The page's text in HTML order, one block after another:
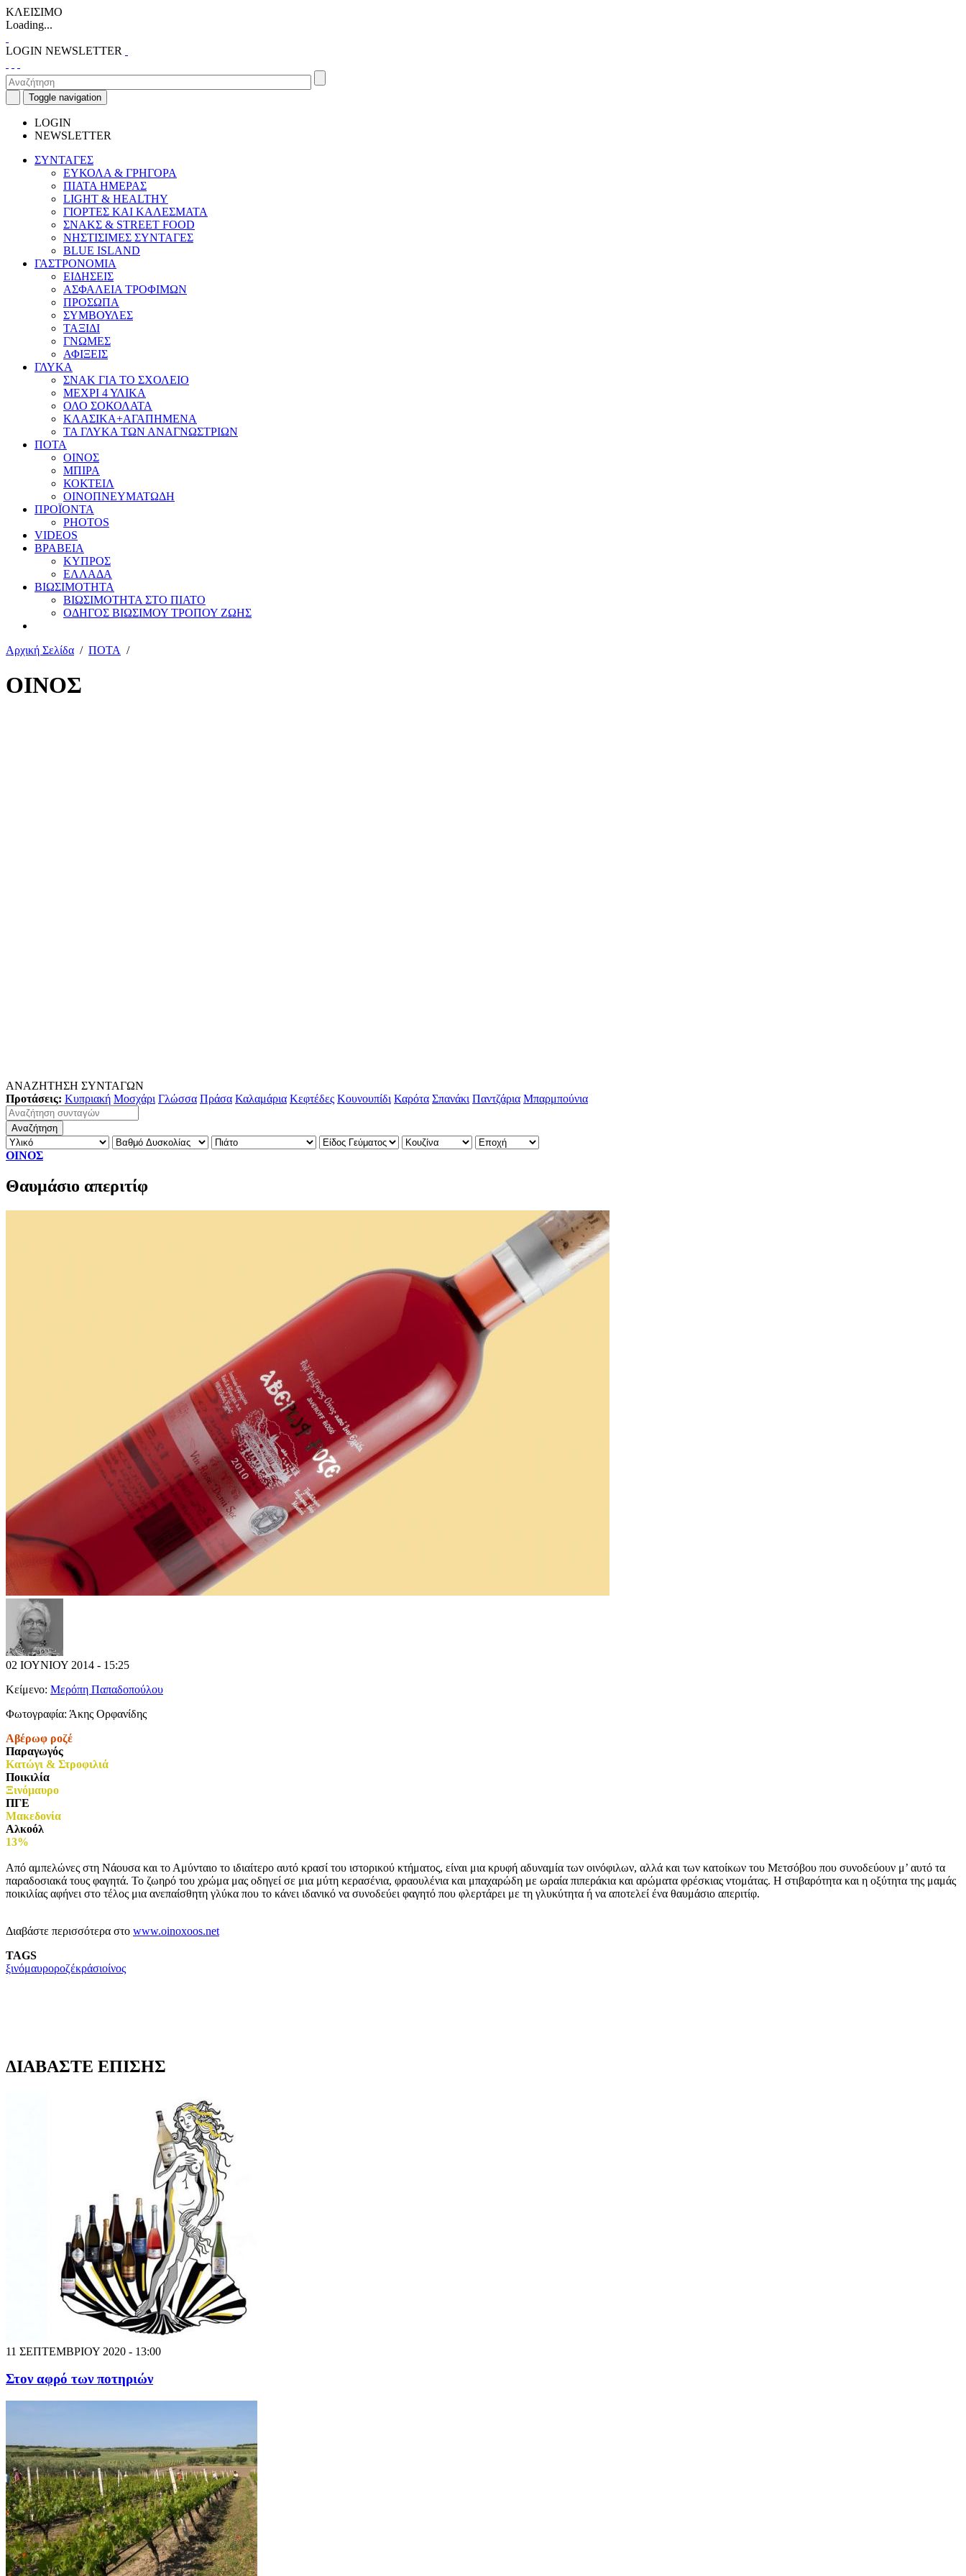
ΚΛΕΙΣΙΜΟ
Loading...
LOGIN NEWSLETTER
Toggle navigation
LOGIN
NEWSLETTER
ΣΥΝΤΑΓΕΣ
ΕΥΚΟΛΑ & ΓΡΗΓΟΡΑ
ΠΙΑΤΑ ΗΜΕΡΑΣ
LIGHT & HEALTHY
ΓΙΟΡΤΕΣ ΚΑΙ ΚΑΛΕΣΜΑΤΑ
ΣΝΑΚΣ & STREET FOOD
ΝΗΣΤΙΣΙΜΕΣ ΣΥΝΤΑΓΕΣ
BLUE ISLAND
ΓΑΣΤΡΟΝΟΜΙΑ
ΕΙΔΗΣΕΙΣ
ΑΣΦΑΛΕΙΑ ΤΡΟΦΙΜΩΝ
ΠΡΟΣΩΠΑ
ΣΥΜΒΟΥΛΕΣ
ΤΑΞΙΔΙ
ΓΝΩΜΕΣ
ΑΦΙΞΕΙΣ
ΓΛΥΚΑ
ΣΝΑΚ ΓΙΑ ΤΟ ΣΧΟΛΕΙΟ
ΜΕΧΡΙ 4 ΥΛΙΚΑ
ΟΛΟ ΣΟΚΟΛΑΤΑ
ΚΛΑΣΙΚΑ+ΑΓΑΠΗΜΕΝΑ
ΤΑ ΓΛΥΚΑ ΤΩΝ ΑΝΑΓΝΩΣΤΡΙΩΝ
ΠΟΤΑ
ΟΙΝΟΣ
ΜΠΙΡΑ
ΚΟΚΤΕΙΛ
ΟΙΝΟΠΝΕΥΜΑΤΩΔΗ
ΠΡΟΪΟΝΤΑ
PHOTOS
VIDEOS
ΒΡΑΒΕΙΑ
ΚΥΠΡΟΣ
ΕΛΛΑΔΑ
ΒΙΩΣΙΜΟΤΗΤΑ
ΒΙΩΣΙΜΟΤΗΤΑ ΣΤΟ ΠΙΑΤΟ
ΟΔΗΓΟΣ ΒΙΩΣΙΜΟΥ ΤΡΟΠΟΥ ΖΩΗΣ
Αρχική Σελίδα / ΠΟΤΑ /
ΟΙΝΟΣ
ΑΝΑΖΗΤΗΣΗ ΣΥΝΤΑΓΩΝ
Προτάσεις: Κυπριακή Μοσχάρι Γλώσσα Πράσα Καλαμάρια Κεφτέδες Κουνουπίδι Καρότα Σπανάκι Παντζάρια Μπαρμπούνια
ΟΙΝΟΣ
Θαυμάσιο απεριτίφ
02 ΙΟΥΝΙΟΥ 2014 - 15:25
Κείμενο: Μερόπη Παπαδοπούλου
Φωτογραφία: Άκης Ορφανίδης
Αβέρωφ ροζέ
Παραγωγός
Κατώγι & Στροφιλιά
Ποικιλία
Ξινόμαυρο
ΠΓΕ
Μακεδονία
Αλκοόλ
13%
Από αμπελώνες στη Νάουσα και το Αμύνταιο το ιδιαίτερο αυτό κρασί του ιστορικού κτήματος, είναι μια κρυφή αδυναμία των οινόφιλων, αλλά και των κατοίκων του Μετσόβου που συνοδεύουν μ’ αυτό τα
παραδοσιακά τους φαγητά. Το ζωηρό του χρώμα μας οδηγεί σε μια μύτη κερασένια, φραουλένια και μπαχαρώδη με ωραία πιπεράκια και αρώματα φρέσκιας ντομάτας. Η στιβαρότητα και η οξύτητα της μαμάς
ποικιλίας αφήνει στο τέλος μια ανεπαίσθητη γλύκα που το κάνει ιδανικό να συνοδεύει φαγητό που φλερτάρει με τη γλυκύτητα ή να αποτελεί ένα θαυμάσιο απεριτίφ.
Διαβάστε περισσότερα στο www.oinoxoos.net
TAGS
ξινόμαυροροζέκράσιοίνος
ΔΙΑΒΑΣΤΕ ΕΠΙΣΗΣ
11 ΣΕΠΤΕΜΒΡΙΟΥ 2020 - 13:00
Στον αφρό των ποτηριών